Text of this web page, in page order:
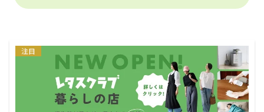
注目